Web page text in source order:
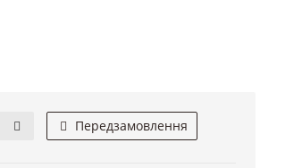
Передзамовлення